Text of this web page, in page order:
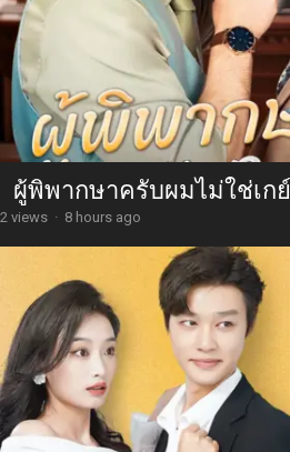
ผู้พิพากษาครับผมไม่ใช่เกย์
2 views · 8 hours ago